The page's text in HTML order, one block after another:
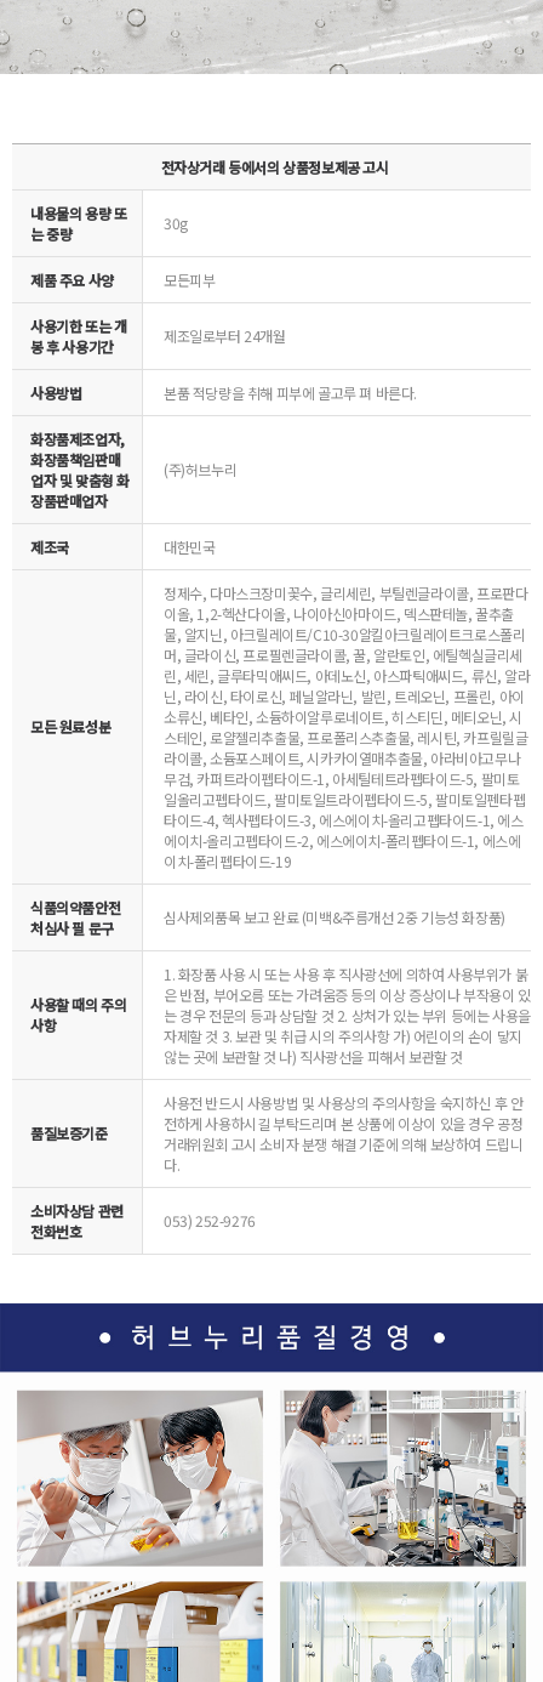
전자상거래 등에서의 상품정보제공 고시
내용물의 용량 또
는 중량
30g
제품 주요 사양 모든피부
사용기한 또는 개
봉 후 사용기간
제조일로부터 24개월
사용방법 본품 적당량을 취해 피부에 골고루 펴 바른다.
화장품제조업자,
화장품책임판매
업자 및 맞춤형 화
장품판매업자
(주)허브누리
제조국 대한민국
모든 원료성분
정제수, 다마스크장미꽃수, 글리세린, 부틸렌글라이콜, 프로판다
이올, 1,2-헥산다이올, 나이아신아마이드, 덱스판테놀, 꿀추출
물, 알지닌, 아크릴레이트/C10-30알킬아크릴레이트크로스폴리
머, 글라이신, 프로필렌글라이콜, 꿀, 알란토인, 에틸헥실글리세
린, 세린, 글루타믹애씨드, 아데노신, 아스파틱애씨드, 류신, 알라
닌, 라이신, 타이로신, 페닐알라닌, 발린, 트레오닌, 프롤린, 아이
소류신, 베타인, 소듐하이알루로네이트, 히스티딘, 메티오닌, 시
스테인, 로얄젤리추출물, 프로폴리스추출물, 레시틴, 카프릴릴글
라이콜, 소듐포스페이트, 시카카이열매추출물, 아라비아고무나
무검, 카퍼트라이펩타이드-1, 아세틸테트라펩타이드-5, 팔미토
일올리고펩타이드, 팔미토일트라이펩타이드-5, 팔미토일펜타펩
타이드-4, 헥사펩타이드-3, 에스에이치-올리고펩타이드-1, 에스
에이치-올리고펩타이드-2, 에스에이치-폴리펩타이드-1, 에스에
이치-폴리펩타이드-19
식품의약품안전
처심사 필 문구
심사제외품목 보고 완료 (미백&주름개선 2중 기능성 화장품)
사용할 때의 주의
사항
1. 화장품 사용 시 또는 사용 후 직사광선에 의하여 사용부위가 붉
은 반점, 부어오름 또는 가려움증 등의 이상 증상이나 부작용이 있
는 경우 전문의 등과 상담할 것 2. 상처가 있는 부위 등에는 사용을
자제할 것 3. 보관 및 취급 시의 주의사항 가) 어린이의 손이 닿지
않는 곳에 보관할 것 나) 직사광선을 피해서 보관할 것
품질보증기준
사용전 반드시 사용방법 및 사용상의 주의사항을 숙지하신 후 안
전하게 사용하시길 부탁드리며 본 상품에 이상이 있을 경우 공정
거래위원회 고시 소비자 분쟁 해결 기준에 의해 보상하여 드립니
다.
소비자상담 관련
전화번호
053) 252-9276